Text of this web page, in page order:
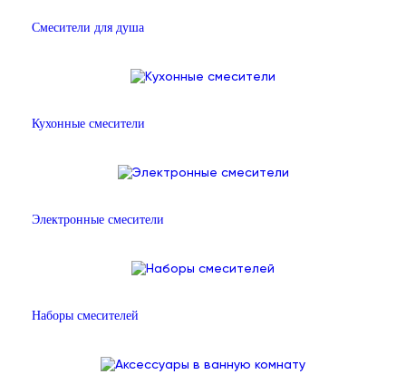
Смесители для душа
Кухонные смесители
Электронные смесители
Наборы смесителей